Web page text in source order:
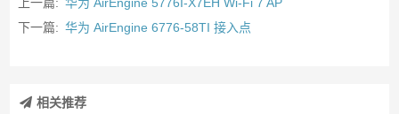
下一篇: 华为 AirEngine 6776-58TI 接入点
相关推荐